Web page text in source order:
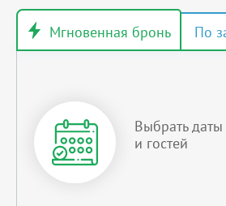
Выбрать даты
и гостей